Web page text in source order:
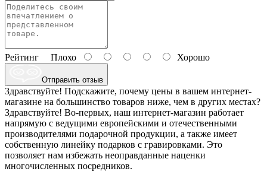
Рейтинг Плохо Хорошо
Отправить отзыв
Здравствуйте! Подскажите, почему цены в вашем интернет-
магазине на большинство товаров ниже, чем в других местах?
Здравствуйте! Во-первых, наш интернет-магазин работает
напрямую с ведущими европейскими и отечественными
производителями подарочной продукции, а также имеет
собственную линейку подарков с гравировками. Это
позволяет нам избежать неоправданные наценки
многочисленных посредников.